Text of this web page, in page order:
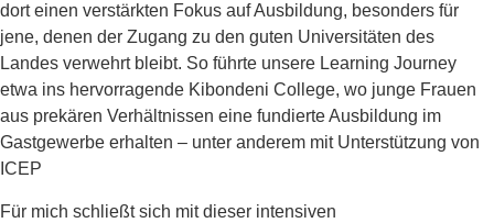
dort einen verstärkten Fokus auf Ausbildung, besonders für
jene, denen der Zugang zu den guten Universitäten des
Landes verwehrt bleibt. So führte unsere Learning Journey
etwa ins hervorragende Kibondeni College, wo junge Frauen
aus prekären Verhältnissen eine fundierte Ausbildung im
Gastgewerbe erhalten – unter anderem mit Unterstützung von
ICEP
Für mich schließt sich mit dieser intensiven